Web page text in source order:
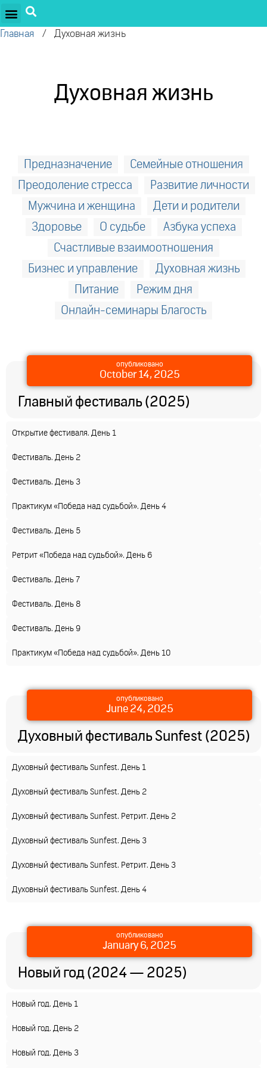
Главная / Духовная жизнь
Духовная жизнь
Предназначение
Семейные отношения
Преодоление стресса
Развитие личности
Мужчина и женщина
Дети и родители
Здоровье
О судьбе
Азбука успеха
Счастливые взаимоотношения
Бизнес и управление
Духовная жизнь
Питание
Режим дня
Онлайн-семинары Благость
опубликовано
October 14, 2025
Главный фестиваль (2025)
Открытие фестиваля. День 1
Фестиваль. День 2
Фестиваль. День 3
Практикум «Победа над судьбой». День 4
Фестиваль. День 5
Ретрит «Победа над судьбой». День 6
Фестиваль. День 7
Фестиваль. День 8
Фестиваль. День 9
Практикум «Победа над судьбой». День 10
опубликовано
June 24, 2025
Духовный фестиваль Sunfest (2025)
Духовный фестиваль Sunfest. День 1
Духовный фестиваль Sunfest. День 2
Духовный фестиваль Sunfest. Ретрит. День 2
Духовный фестиваль Sunfest. День 3
Духовный фестиваль Sunfest. Ретрит. День 3
Духовный фестиваль Sunfest. День 4
опубликовано
January 6, 2025
Новый год (2024 — 2025)
Новый год. День 1
Новый год. День 2
Новый год. День 3